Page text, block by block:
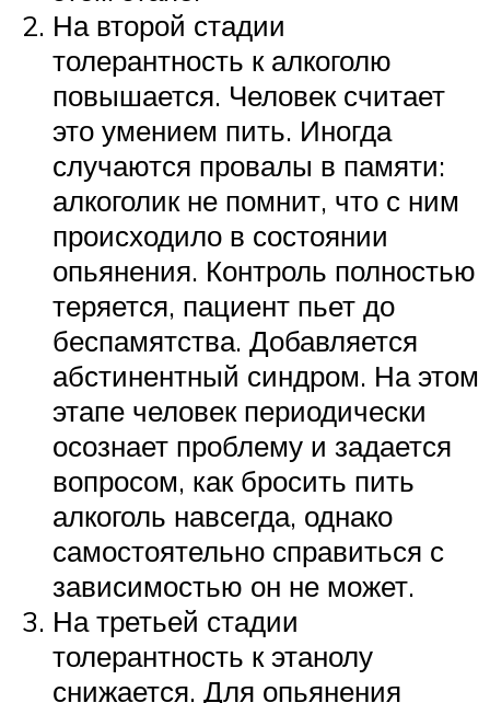
На второй стадии
толерантность к алкоголю
повышается. Человек считает
это умением пить. Иногда
случаются провалы в памяти:
алкоголик не помнит, что с ним
происходило в состоянии
опьянения. Контроль полностью
теряется, пациент пьет до
беспамятства. Добавляется
абстинентный синдром. На этом
этапе человек периодически
осознает проблему и задается
вопросом, как бросить пить
алкоголь навсегда, однако
самостоятельно справиться с
зависимостью он не может.
На третьей стадии
толерантность к этанолу
снижается. Для опьянения